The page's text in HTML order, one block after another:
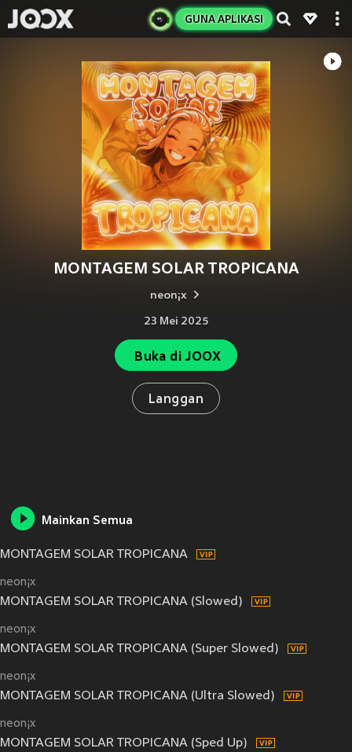
GUNA APLIKASI
MONTAGEM SOLAR TROPICANA
neon¡x
23 Mei 2025
Buka di JOOX
Langgan
Mainkan Semua
MONTAGEM SOLAR TROPICANA
neon¡x
MONTAGEM SOLAR TROPICANA (Slowed)
neon¡x
MONTAGEM SOLAR TROPICANA (Super Slowed)
neon¡x
MONTAGEM SOLAR TROPICANA (Ultra Slowed)
neon¡x
MONTAGEM SOLAR TROPICANA (Sped Up)